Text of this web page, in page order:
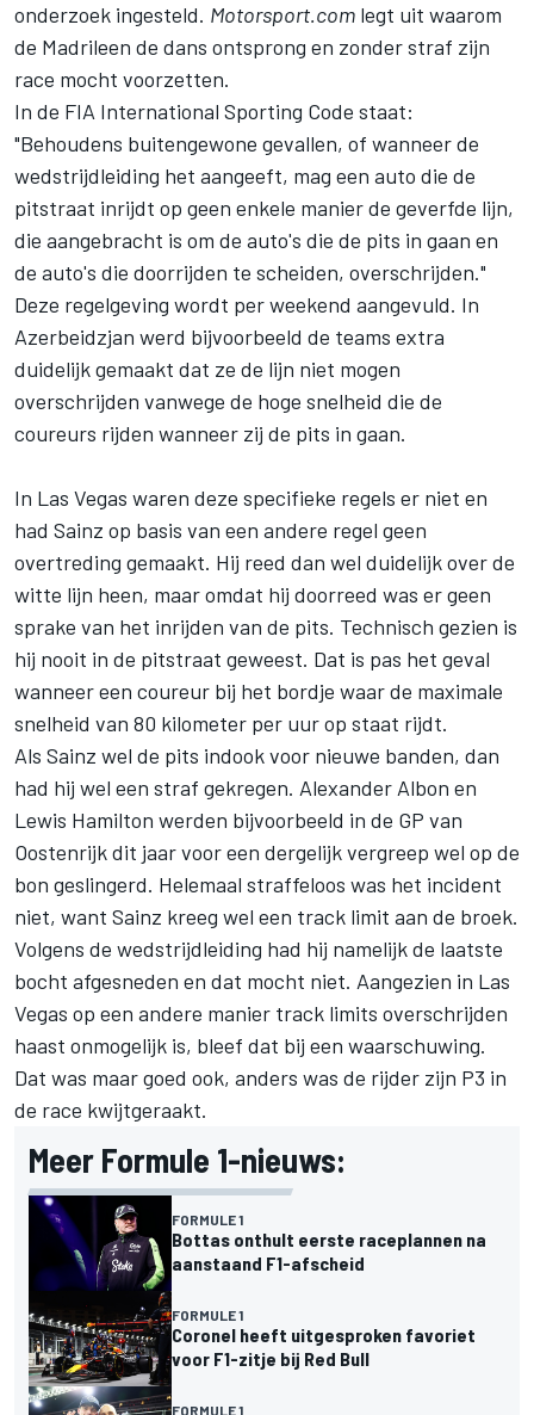
onderzoek ingesteld. Motorsport.com legt uit waarom
de Madrileen de dans ontsprong en zonder straf zijn
race mocht voorzetten.
In de FIA International Sporting Code staat:
"Behoudens buitengewone gevallen, of wanneer de
wedstrijdleiding het aangeeft, mag een auto die de
pitstraat inrijdt op geen enkele manier de geverfde lijn,
die aangebracht is om de auto's die de pits in gaan en
de auto's die doorrijden te scheiden, overschrijden."
Deze regelgeving wordt per weekend aangevuld. In
Azerbeidzjan werd bijvoorbeeld de teams extra
duidelijk gemaakt dat ze de lijn niet mogen
overschrijden vanwege de hoge snelheid die de
coureurs rijden wanneer zij de pits in gaan.
In Las Vegas waren deze specifieke regels er niet en
had Sainz op basis van een andere regel geen
overtreding gemaakt. Hij reed dan wel duidelijk over de
witte lijn heen, maar omdat hij doorreed was er geen
sprake van het inrijden van de pits. Technisch gezien is
hij nooit in de pitstraat geweest. Dat is pas het geval
wanneer een coureur bij het bordje waar de maximale
snelheid van 80 kilometer per uur op staat rijdt.
Als Sainz wel de pits indook voor nieuwe banden, dan
had hij wel een straf gekregen. Alexander Albon en
Lewis Hamilton werden bijvoorbeeld in de GP van
Oostenrijk dit jaar voor een dergelijk vergreep wel op de
bon geslingerd. Helemaal straffeloos was het incident
niet, want Sainz kreeg wel een track limit aan de broek.
Volgens de wedstrijdleiding had hij namelijk de laatste
bocht afgesneden en dat mocht niet. Aangezien in Las
Vegas op een andere manier track limits overschrijden
haast onmogelijk is, bleef dat bij een waarschuwing.
Dat was maar goed ook, anders was de rijder zijn P3 in
de race kwijtgeraakt.
Meer Formule 1-nieuws:
FORMULE 1
Bottas onthult eerste raceplannen na
aanstaand F1-afscheid
FORMULE 1
Coronel heeft uitgesproken favoriet
voor F1-zitje bij Red Bull
FORMULE 1